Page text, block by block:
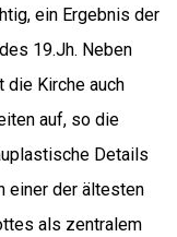
ein Ergebnis der
19.Jh. Neben
Kirche auch
auf, so die
Details
einer der ältesten
als zentralem